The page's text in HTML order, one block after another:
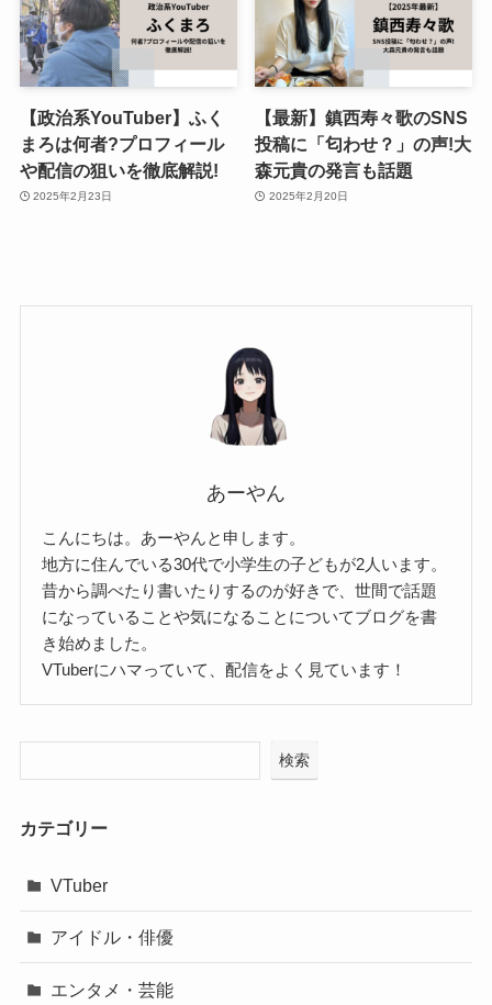
【政治系YouTuber】ふく
まろは何者?プロフィール
や配信の狙いを徹底解説!
2025年2月23日
【最新】鎮西寿々歌のSNS
投稿に「匂わせ？」の声!大
森元貴の発言も話題
2025年2月20日
あーやん
こんにちは。あーやんと申します。
地方に住んでいる30代で小学生の子どもが2人います。
昔から調べたり書いたりするのが好きで、世間で話題
になっていることや気になることについてブログを書
き始めました。
VTuberにハマっていて、配信をよく見ています！
検索
カテゴリー
VTuber
アイドル・俳優
エンタメ・芸能